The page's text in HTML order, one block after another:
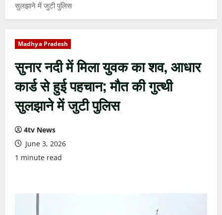
सुलझाने में जुटी पुलिस
Madhya Pradesh
सुनार नदी में मिला युवक का शव, आधार
कार्ड से हुई पहचान; मौत की गुत्थी
सुलझाने में जुटी पुलिस
4tv News
June 3, 2026
1 minute read